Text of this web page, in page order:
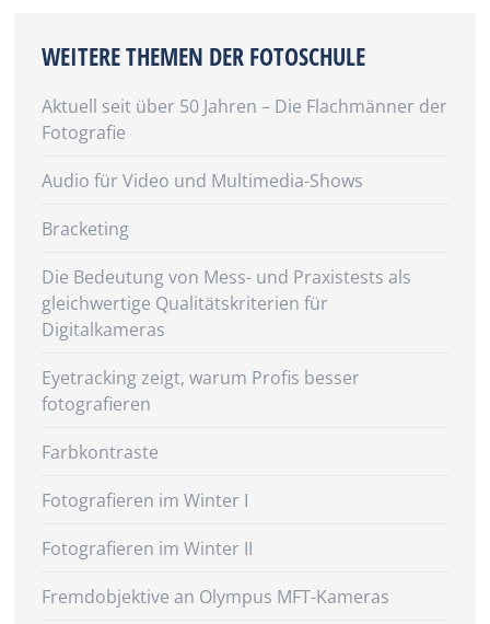
WEITERE THEMEN DER FOTOSCHULE
Aktuell seit über 50 Jahren – Die Flachmänner der
Fotografie
Audio für Video und Multimedia-Shows
Bracketing
Die Bedeutung von Mess- und Praxistests als
gleichwertige Qualitätskriterien für
Digitalkameras
Eyetracking zeigt, warum Profis besser
fotografieren
Farbkontraste
Fotografieren im Winter I
Fotografieren im Winter II
Fremdobjektive an Olympus MFT-Kameras